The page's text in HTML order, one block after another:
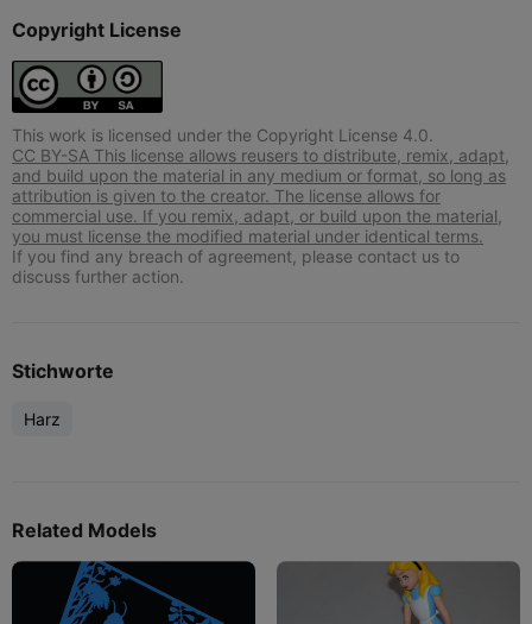
Copyright License
This work is licensed under the Copyright License 4.0.
CC BY-SA This license allows reusers to distribute, remix, adapt,
and build upon the material in any medium or format, so long as
attribution is given to the creator. The license allows for
commercial use. If you remix, adapt, or build upon the material,
you must license the modified material under identical terms.
If you find any breach of agreement, please contact us to
discuss further action.
Stichworte
Harz
Related Models